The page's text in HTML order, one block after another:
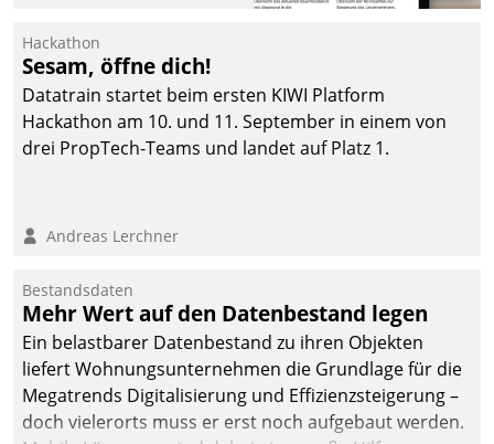
Ressort Kapitalanlage für
künftige Aufgaben und
Herausforderungen
gerüstet.
Hackathon
Sesam, öffne dich!
Datatrain startet beim ersten KIWI Platform
Hackathon am 10. und 11. September in einem von
drei PropTech-Teams und landet auf Platz 1.
Andreas Lerchner
Bestandsdaten
Mehr Wert auf den Datenbestand legen
Ein belastbarer Datenbestand zu ihren Objekten
liefert Wohnungsunternehmen die Grundlage für die
Megatrends Digitalisierung und Effizienzsteigerung –
doch vielerorts muss er erst noch aufgebaut werden.